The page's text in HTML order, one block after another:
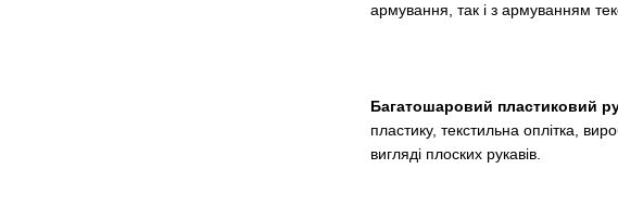
армування, так і з армуванням
Багатошаровий пластиковий
пластику, текстильна оплітка,
вигляді плоских рукавів.